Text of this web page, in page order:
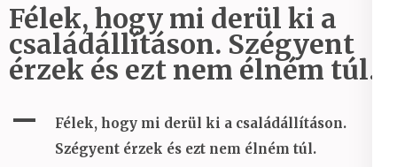
Félek, hogy mi derül ki a
családállításon. Szégyent
érzek és ezt nem élném túl.
A
Félek, hogy mi derül ki a családállításon.
Szégyent érzek és ezt nem élném túl.